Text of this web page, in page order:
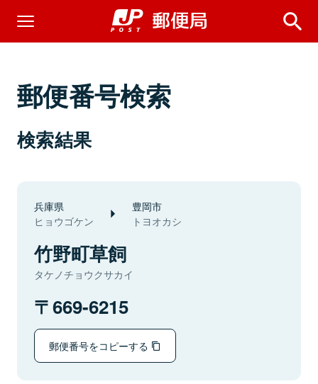
郵便番号検索
検索結果
兵庫県
ヒョウゴケン
豊岡市
トヨオカシ
竹野町草飼
タケノチョウクサカイ
669-6215
郵便番号をコピーする